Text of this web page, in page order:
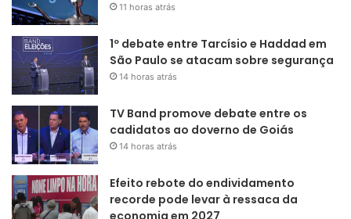
11 horas atrás
1º debate entre Tarcísio e Haddad em
São Paulo se atacam sobre segurança
14 horas atrás
TV Band promove debate entre os
cadidatos ao doverno de Goiás
14 horas atrás
Efeito rebote do endividamento
recorde pode levar à ressaca da
economia em 2027